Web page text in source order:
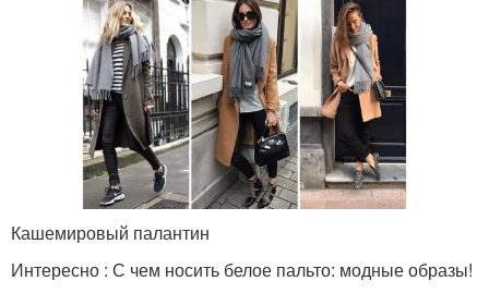
Кашемировый палантин
Интересно : С чем носить белое пальто: модные образы!